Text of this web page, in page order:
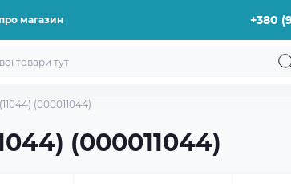
магазин +380
(000011044)
(000011044)